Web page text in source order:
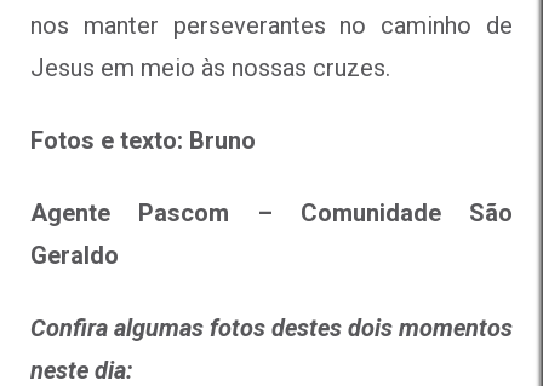
nos manter perseverantes no caminho de
Jesus em meio às nossas cruzes.
Fotos e texto: Bruno
Agente Pascom – Comunidade São
Geraldo
Confira algumas fotos destes dois momentos
neste dia: